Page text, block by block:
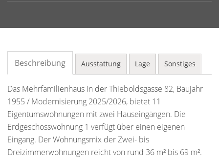
Beschreibung Ausstattung Lage Sonstiges
Das Mehrfamilienhaus in der Thieboldsgasse 82, Baujahr
1955 / Modernisierung 2025/2026, bietet 11
Eigentumswohnungen mit zwei Hauseingängen. Die
Erdgeschosswohnung 1 verfügt über einen eigenen
Eingang. Der Wohnungsmix der Zwei- bis
Dreizimmerwohnungen reicht von rund 36 m² bis 69 m².